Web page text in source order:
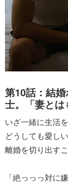
第10話：結
士。「妻と
いざ一緒に生活
どうしても愛し
離婚を切り出す
「絶っっっ対に